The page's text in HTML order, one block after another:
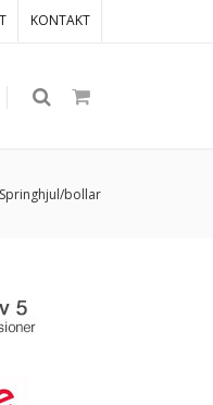
KONTAKT
Springhjul/bollar